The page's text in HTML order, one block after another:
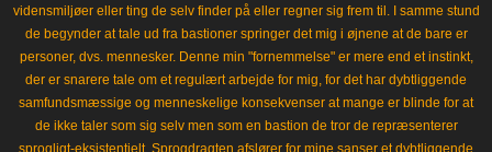
vidensmiljøer eller ting de selv finder på eller regner sig frem til. I samme stund
de begynder at tale ud fra bastioner springer det mig i øjnene at de bare er
personer, dvs. mennesker. Denne min "fornemmelse" er mere end et instinkt,
der er snarere tale om et regulært arbejde for mig, for det har dybtliggende
samfundsmæssige og menneskelige konsekvenser at mange er blinde for at
de ikke taler som sig selv men som en bastion de tror de repræsenterer